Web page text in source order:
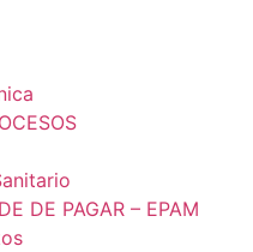
DE PAGAR – EPAM